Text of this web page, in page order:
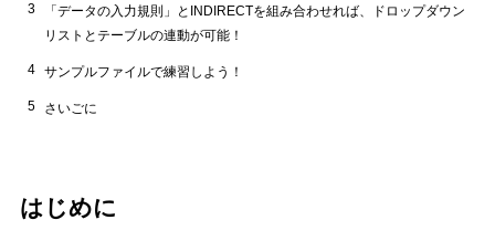
3
「データの入力規則」とINDIRECTを組み合わせれば、ドロップダウン
リストとテーブルの連動が可能！
4 サンプルファイルで練習しよう！
5 さいごに
はじめに